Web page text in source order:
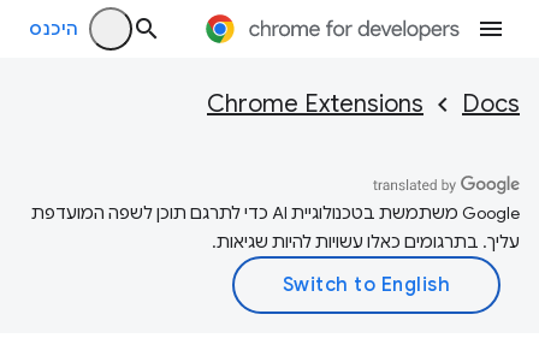
היכנס
Docs
Chrome Extensions
‫Google משתמשת בטכנולוגיית AI כדי לתרגם תוכן לשפה המועדפת
עליך. בתרגומים כאלו עשויות להיות שגיאות.